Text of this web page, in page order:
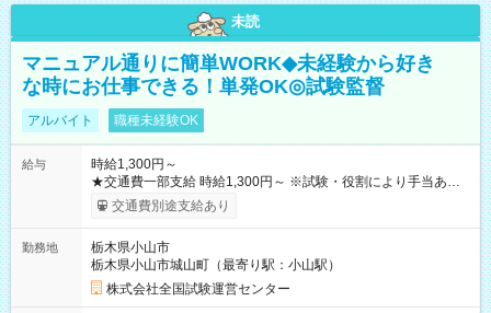
未読
マニュアル通りに簡単WORK◆未経験から好き
な時にお仕事できる！単発OK◎試験監督
アルバイト 職種未経験OK
給与
時給1,300円～
★交通費一部支給 時給1,300円～ ※試験・役割により手当あり
※勤務回数により昇給あり 【即給（前払い）オプションあ
り！】 希望される場合、勤務から1週間ほどで給与の一部を受け
例】 ・河合塾模擬試験 8:30～17:30（休憩1時間） 時給1,300円
×8時間＝日収10,400円＋交通費 ※当日の役割により時給＋100
円の場合あり ・国家試験 7:00～13:30（休憩なし） 時給1,300
円（役割手当＋100円）×6時間＝日収8,400円＋交通費 【試用期
交通費別途支給あり
勤務地
栃木県小山市
栃木県小山市城山町（最寄り駅：小山駅）
株式会社全国試験運営センター